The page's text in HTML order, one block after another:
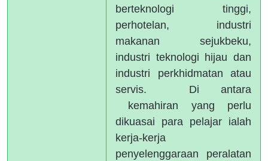
berteknologi tinggi,
perhotelan, industri
makanan sejukbeku,
industri teknologi hijau dan
industri perkhidmatan atau
servis. Di antara
kemahiran yang perlu
dikuasai para pelajar ialah
kerja-kerja
penyelenggaraan peralatan